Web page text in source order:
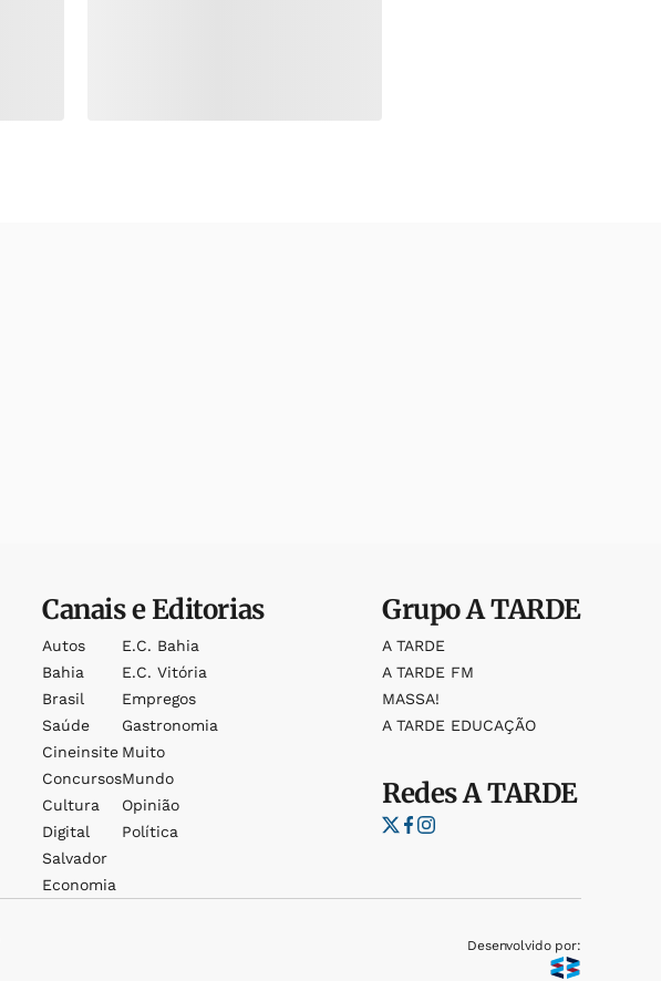
Canais e Editorias
Autos
Bahia
Brasil
Saúde
Cineinsite
Concursos
Cultura
Digital
Salvador
Economia
E.c. Bahia
E.c. Vitória
Empregos
Gastronomia
Muito
Mundo
Opinião
Política
GrupoA TARDE
A TARDE
A TARDE FM
MASSA!
A TARDE EDUCAÇÃO
RedesA TARDE
Desenvolvido por: